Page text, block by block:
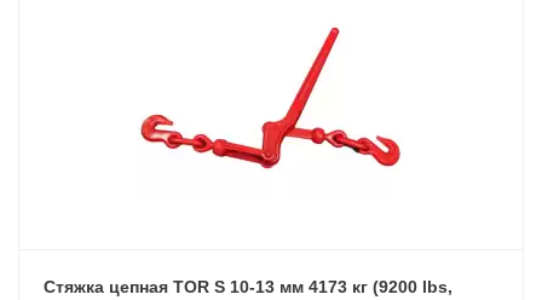
Стяжка цепная TOR S 10-13 мм 4173 кг (9200 lbs,